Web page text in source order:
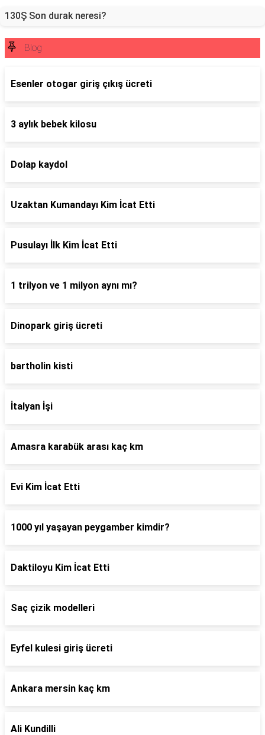
130Ş Son durak neresi?
Blog
Esenler otogar giriş çıkış ücreti
3 aylık bebek kilosu
Dolap kaydol
Uzaktan Kumandayı Kim İcat Etti
Pusulayı İlk Kim İcat Etti
1 trilyon ve 1 milyon aynı mı?
Dinopark giriş ücreti
bartholin kisti
İtalyan İşi
Amasra karabük arası kaç km
Evi Kim İcat Etti
1000 yıl yaşayan peygamber kimdir?
Daktiloyu Kim İcat Etti
Saç çizik modelleri
Eyfel kulesi giriş ücreti
Ankara mersin kaç km
Ali Kundilli